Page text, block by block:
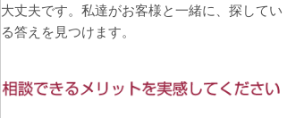
大丈夫です。私達がお客様と一緒に、探してい
る答えを見つけます。